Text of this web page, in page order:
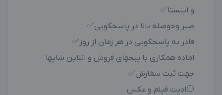
و اینستا✅
صبر و‌حوصله بالا در پاسخگویی✅
قادر به پاسخگویی در هر زمان از روز✅
اماده همکاری با پیجهای فروش و انلاین شاپها
جهت ثبت سفارش✅
🔴ادیت فیلم و عکس